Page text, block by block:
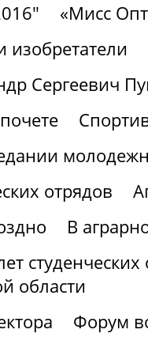
«Мисс
Сергеевич
отрядов
В
области
Форум